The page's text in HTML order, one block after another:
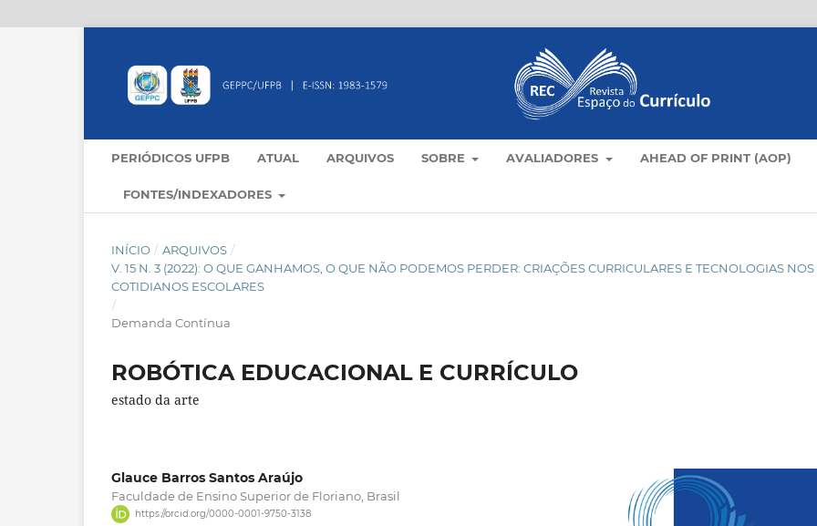
PERIÓDICOS UFPB ATUAL ARQUIVOS SOBRE AVALIADORES AHEAD OF PRINT (AOP)
FONTES/INDEXADORES
INÍCIO / ARQUIVOS /
V. 15 N. 3 (2022): O QUE GANHAMOS, O QUE NÃO PODEMOS PERDER: CRIAÇÕES CURRICULARES E TECNOLOGIAS NOS
COTIDIANOS ESCOLARES
/
Demanda Contínua
ROBÓTICA EDUCACIONAL E CURRÍCULO
estado da arte
Glauce Barros Santos Araújo
Faculdade de Ensino Superior de Floriano, Brasil
https://orcid.org/0000-0001-9750-3138